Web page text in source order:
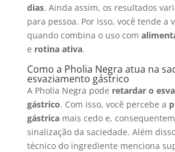
dias. Ainda assim, os resultados
para pessoa. Por isso, você tende a
quando combina o uso com
e rotina ativa.
Como a Pholia Negra atua na
esvaziamento gástrico
A Pholia Negra pode retardar o
gástrico. Com isso, você percebe a
gástricamais cedo e,
sinalização da saciedade. Além
técnico do ingrediente menciona